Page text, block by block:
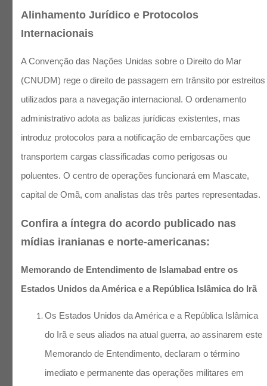
Alinhamento Jurídico e Protocolos
Internacionais
A Convenção das Nações Unidas sobre o Direito do Mar
(CNUDM) rege o direito de passagem em trânsito por estreitos
utilizados para a navegação internacional. O ordenamento
administrativo adota as balizas jurídicas existentes, mas
introduz protocolos para a notificação de embarcações que
transportem cargas classificadas como perigosas ou
poluentes. O centro de operações funcionará em Mascate,
capital de Omã, com analistas das três partes representadas.
Confira a íntegra do acordo publicado nas
mídias iranianas e norte-americanas:
Memorando de Entendimento de Islamabad entre os
Estados Unidos da América e a República Islâmica do Irã
Os Estados Unidos da América e a República Islâmica
do Irã e seus aliados na atual guerra, ao assinarem este
Memorando de Entendimento, declaram o término
imediato e permanente das operações militares em